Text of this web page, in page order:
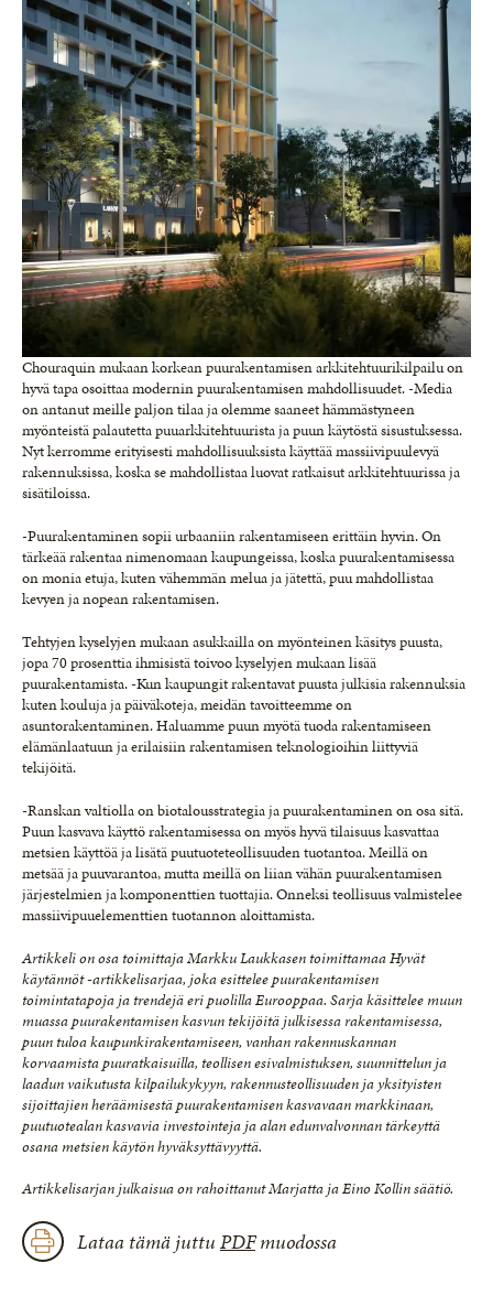
Chouraquin mukaan korkean puurakentamisen arkkitehtuurikilpailu on
hyvä tapa osoittaa modernin puurakentamisen mahdollisuudet. -Media
on antanut meille paljon tilaa ja olemme saaneet hämmästyneen
myönteistä palautetta puuarkkitehtuurista ja puun käytöstä sisustuksessa.
Nyt kerromme erityisesti mahdollisuuksista käyttää massiivipuulevyä
rakennuksissa, koska se mahdollistaa luovat ratkaisut arkkitehtuurissa ja
sisätiloissa.
-Puurakentaminen sopii urbaaniin rakentamiseen erittäin hyvin. On
tärkeää rakentaa nimenomaan kaupungeissa, koska puurakentamisessa
on monia etuja, kuten vähemmän melua ja jätettä, puu mahdollistaa
kevyen ja nopean rakentamisen.
Tehtyjen kyselyjen mukaan asukkailla on myönteinen käsitys puusta,
jopa 70 prosenttia ihmisistä toivoo kyselyjen mukaan lisää
puurakentamista. -Kun kaupungit rakentavat puusta julkisia rakennuksia
kuten kouluja ja päiväkoteja, meidän tavoitteemme on
asuntorakentaminen. Haluamme puun myötä tuoda rakentamiseen
elämänlaatuun ja erilaisiin rakentamisen teknologioihin liittyviä
tekijöitä.
-Ranskan valtiolla on biotalousstrategia ja puurakentaminen on osa sitä.
Puun kasvava käyttö rakentamisessa on myös hyvä tilaisuus kasvattaa
metsien käyttöä ja lisätä puutuoteteollisuuden tuotantoa. Meillä on
metsää ja puuvarantoa, mutta meillä on liian vähän puurakentamisen
järjestelmien ja komponenttien tuottajia. Onneksi teollisuus valmistelee
massiivipuuelementtien tuotannon aloittamista.
Artikkeli on osa toimittaja Markku Laukkasen toimittamaa Hyvät
käytännöt -artikkelisarjaa, joka esittelee puurakentamisen
toimintatapoja ja trendejä eri puolilla Eurooppaa. Sarja käsittelee muun
muassa puurakentamisen kasvun tekijöitä julkisessa rakentamisessa,
puun tuloa kaupunkirakentamiseen, vanhan rakennuskannan
korvaamista puuratkaisuilla, teollisen esivalmistuksen, suunnittelun ja
laadun vaikutusta kilpailukykyyn, rakennusteollisuuden ja yksityisten
sijoittajien heräämisestä puurakentamisen kasvavaan markkinaan,
puutuotealan kasvavia investointeja ja alan edunvalvonnan tärkeyttä
osana metsien käytön hyväksyttävyyttä.
Artikkelisarjan julkaisua on rahoittanut Marjatta ja Eino Kollin säätiö.
Lataa tämä juttu PDFmuodossa